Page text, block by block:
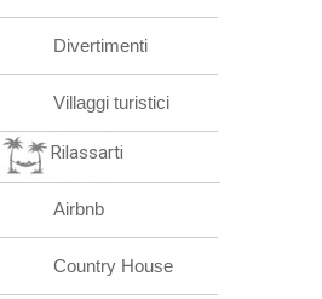
Divertimenti
Villaggi turistici
Rilassarti
Airbnb
Country House